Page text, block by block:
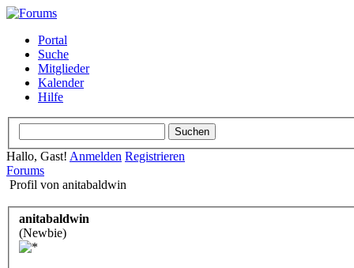
Portal
Suche
Mitglieder
Kalender
Hilfe
Hallo, Gast! Anmelden Registrieren
Forums
Profil von anitabaldwin
anitabaldwin
(Newbie)